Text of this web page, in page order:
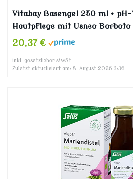
Vitabay Basengel 250 ml •
Hautpflege mit Usnea Barbata
Basenkuren
20,37 €
inkl. gesetzlicher MwSt.
Zuletzt aktualisiert am: 8. August 2026 3:36